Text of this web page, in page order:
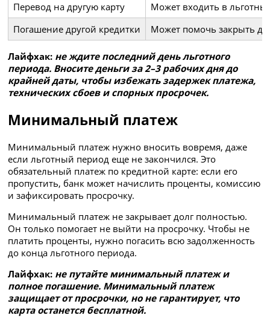
Перевод на другую карту
Может входить в
Погашение другой кредитки
Может помочь закрыть
Лайфхак: не ждите последний день льготного
периода. Вносите деньги за 2–3 рабочих дня до
крайней даты, чтобы избежать задержек платежа,
технических сбоев и спорных просрочек.
Минимальный платеж
Минимальный платеж нужно вносить вовремя, даже
если льготный период еще не закончился. Это
обязательный платеж по кредитной карте: если его
пропустить, банк может начислить проценты, комиссию
и зафиксировать просрочку.
Минимальный платеж не закрывает долг полностью.
Он только помогает не выйти на просрочку. Чтобы не
платить проценты, нужно погасить всю задолженность
до конца льготного периода.
Лайфхак: не путайте минимальный платеж и
полное погашение. Минимальный платеж
защищает от просрочки, но не гарантирует, что
карта останется бесплатной.